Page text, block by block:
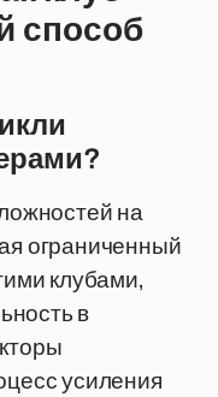
способ
на
ограниченный
клубами,
в
усиления